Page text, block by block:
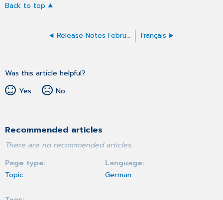
Back to top
Release Notes Februar 2026 Français
Was this article helpful?
Yes
No
Recommended articles
There are no recommended articles.
Page type
Topic
Language
German